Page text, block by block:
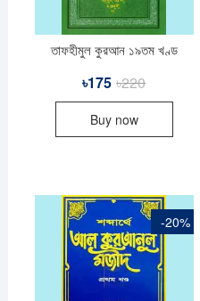
তাফহীমুল কুরআন ১৯তম খণ্ড
৳220Original
was:
৳175 Current
is:
Buy now
-20%